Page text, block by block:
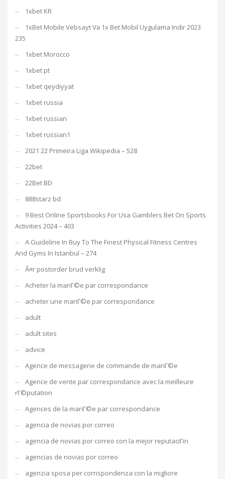
1xbet KR
1xBet Mobile Vebsayt Və 1x Bet Mobil Uygulama Indir 2023
235
1xbet Morocco
1xbet pt
1xbet qeydiyyat
1xbet russia
1xbet russian
1xbet russian1
2021 22 Primeira Liga Wikipedia – 528
22bet
22Bet BD
888starz bd
9 Best Online Sportsbooks For Usa Gamblers Bet On Sports
Activities 2024 – 403
A Guideline In Buy To The Finest Physical Fitness Centres
And Gyms In Istanbul – 274
Ã¤r postorder brud verklig
Acheter la mariГ©e par correspondance
acheter une mariГ©e par correspondance
adult
adult sites
advice
Agence de messagerie de commande de mariГ©e
Agence de vente par correspondance avec la meilleure
rГ©putation
Agences de la mariГ©e par correspondance
agencia de novias por correo
agencia de novias por correo con la mejor reputaciГіn
agencias de novias por correo
agenzia sposa per corrispondenza con la migliore